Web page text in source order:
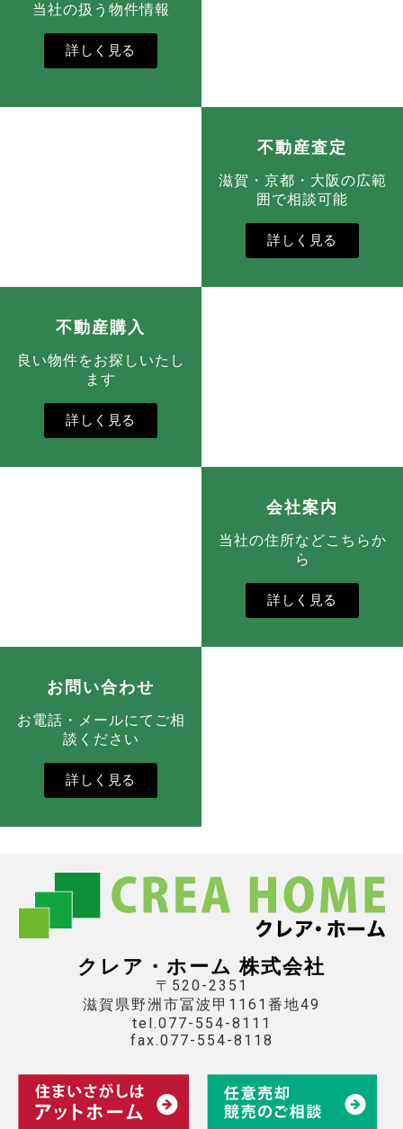
当社の扱う物件情報
詳しく見る
不動産査定
滋賀・京都・大阪の広範
囲で相談可能
詳しく見る
不動産購入
良い物件をお探しいたし
ます
詳しく見る
会社案内
当社の住所などこちらか
ら
詳しく見る
お問い合わせ
お電話・メールにてご相
談ください
詳しく見る
クレア・ホーム 株式会社
〒520-2351
滋賀県野洲市冨波甲1161番地49
tel.077-554-8111
fax.077-554-8118